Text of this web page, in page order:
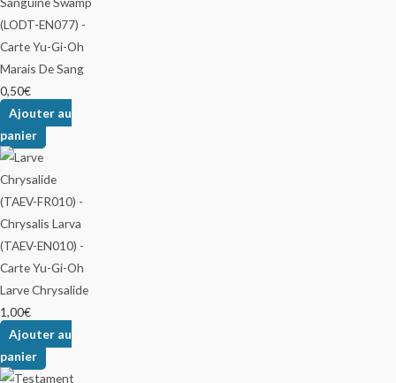
Marais De Sang
0,50€
Ajouter au
panier
Larve Chrysalide
1,00€
Ajouter au
panier